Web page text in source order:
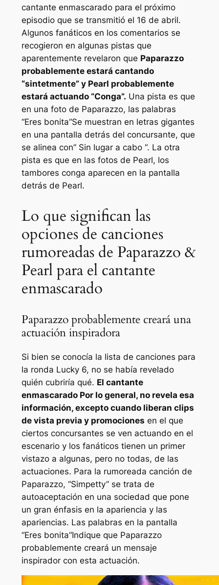
cantante enmascaradopara el próximo
episodio que se transmitió el 16 de abril.
Algunos fanáticos en los comentarios se
recogieron en algunas pistas que
aparentemente revelaron que Paparazzo
probablemente estará cantando
“sintetmente” y Pearl probablemente
estará actuando “Conga”. Una pista es que
en una foto de Paparazzo, las palabras
“Eres bonita“Se muestran en letras gigantes
en una pantalla detrás del concursante, que
se alinea con” Sin lugar a cabo “. La otra
pista es que en las fotos de Pearl, los
tambores conga aparecen en la pantalla
detrás de Pearl.
Lo que significan las
opciones de canciones
rumoreadas de Paparazzo &
Pearl para el cantante
enmascarado
Paparazzo probablemente creará una
actuación inspiradora
Si bien se conocía la lista de canciones para
la ronda Lucky 6, no se había revelado
quién cubriría qué. El cantante
enmascarado Por lo general, no revela esa
información, excepto cuando liberan clips
de vista previa y promociones en el que
ciertos concursantes se ven actuando en el
escenario y los fanáticos tienen un primer
vistazo a algunas, pero no todas, de las
actuaciones. Para la rumoreada canción de
Paparazzo, “Simpetty” se trata de
autoaceptación en una sociedad que pone
un gran énfasis en la apariencia y las
apariencias. Las palabras en la pantalla
“Eres bonita“Indique que Paparazzo
probablemente creará un mensaje
inspirador con esta actuación.